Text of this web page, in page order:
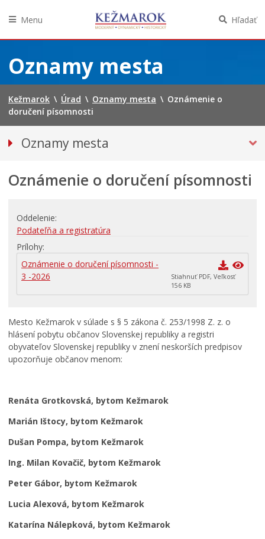
obsah
Menu Hľadať
Oznamy mesta
Kežmarok \ Úrad \ Oznamy mesta \ Oznámenie o
doručení písomnosti
Oznamy mesta
Bezpečnosť
Doprava, údržba komunikácií
Financie
Kultúra, šport a propagácia
Primátor informuje
Stavby, prenájmy a pozemky
Zamestnanie v samospráve
Životné prostredie a odpady
Oznámenie o doručení písomnosti
Oddelenie
Podateľňa a registratúra
Prílohy
Oznámenie o doručení písomnosti -
3 -2026
Stiahnuť PDF, Veľkosť
156 KB
Mesto Kežmarok v súlade s § 5 zákona č. 253/1998 Z. z. o
hlásení pobytu občanov Slovenskej republiky a registri
obyvateľov Slovenskej republiky v znení neskorších predpisov
upozorňuje občanov menom:
Renáta Grotkovská, bytom Kežmarok
Marián Ištocy, bytom Kežmarok
Dušan Pompa, bytom Kežmarok
Ing. Milan Kovačič, bytom Kežmarok
Peter Gábor, bytom Kežmarok
Lucia Alexová, bytom Kežmarok
Katarína Nálepková, bytom Kežmarok